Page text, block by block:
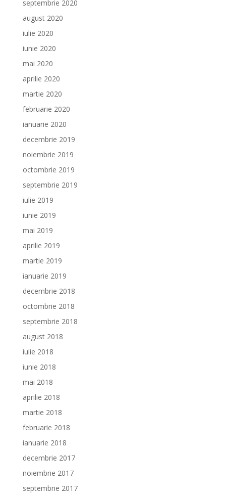
septembrie 2020
august 2020
iulie 2020
iunie 2020
mai 2020
aprilie 2020
martie 2020
februarie 2020
ianuarie 2020
decembrie 2019
noiembrie 2019
octombrie 2019
septembrie 2019
iulie 2019
iunie 2019
mai 2019
aprilie 2019
martie 2019
ianuarie 2019
decembrie 2018
octombrie 2018
septembrie 2018
august 2018
iulie 2018
iunie 2018
mai 2018
aprilie 2018
martie 2018
februarie 2018
ianuarie 2018
decembrie 2017
noiembrie 2017
septembrie 2017